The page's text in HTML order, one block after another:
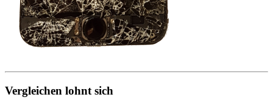
Vergleichen lohnt sich